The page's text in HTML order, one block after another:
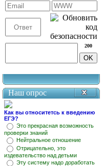
200
Наш опрос
Как вы относитетсь к введению
ЕГЭ?
Это прекрасная возможность
проверки знаний
Нейтральное отношение
Отрицательно, это
издевательство над детьми
Эту систему надо доработать